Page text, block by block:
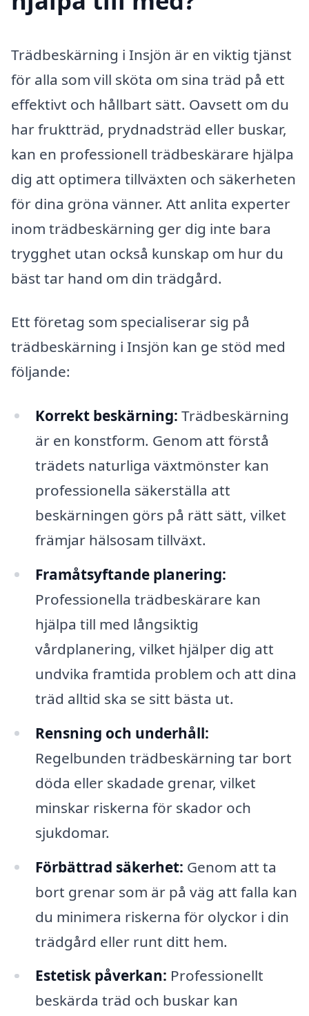
Trädbeskärning i Insjön är en viktig tjänst
för alla som vill sköta om sina träd på ett
effektivt och hållbart sätt. Oavsett om du
har fruktträd, prydnadsträd eller buskar,
kan en professionell trädbeskärare hjälpa
dig att optimera tillväxten och säkerheten
för dina gröna vänner. Att anlita experter
inom trädbeskärning ger dig inte bara
trygghet utan också kunskap om hur du
bäst tar hand om din trädgård.
Ett företag som specialiserar sig på
trädbeskärning i Insjön kan ge stöd med
följande:
Korrekt beskärning: Trädbeskärning
är en konstform. Genom att förstå
trädets naturliga växtmönster kan
professionella säkerställa att
beskärningen görs på rätt sätt, vilket
främjar hälsosam tillväxt.
Framåtsyftande planering:
Professionella trädbeskärare kan
hjälpa till med långsiktig
vårdplanering, vilket hjälper dig att
undvika framtida problem och att dina
träd alltid ska se sitt bästa ut.
Rensning och underhåll:
Regelbunden trädbeskärning tar bort
döda eller skadade grenar, vilket
minskar riskerna för skador och
sjukdomar.
Förbättrad säkerhet: Genom att ta
bort grenar som är på väg att falla kan
du minimera riskerna för olyckor i din
trädgård eller runt ditt hem.
Estetisk påverkan: Professionellt
beskärda träd och buskar kan